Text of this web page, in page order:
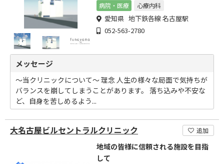
病院・医療 心療内科
愛知県 地下鉄各線 名古屋駅
052-563-2780
メッセージ
～当クリニックについて～ 理念 人生の様々な局面で気持ちが
バランスを崩してしまうことがあります。 落ち込みや不安な
ど、自身を苦しめるよう...
大名古屋ビルセントラルクリニック 追加
地域の皆様に信頼される施設を目指
して